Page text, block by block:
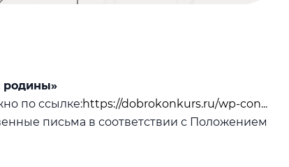
родины»
по ссылке:https://dobrokonkurs.ru/wp-con...
письма в соответствии с Положением